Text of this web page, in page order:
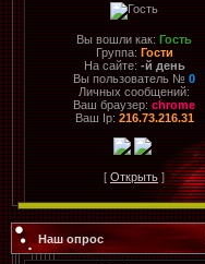
Вы вошли как: Гость
Группа: Гости
На сайте: -й день
Вы пользователь № 0
Личных сообщений:
Ваш браузер: chrome
Ваш Ip:216.73.216.31
[ Открыть]
Наш опрос